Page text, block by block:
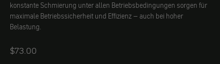
konstante Schmierung unter allen Betriebsbedingungen sorgen für
maximale Betriebssicherheit und Effizienz – auch bei hoher
Belastung.
Angebot
$73.00